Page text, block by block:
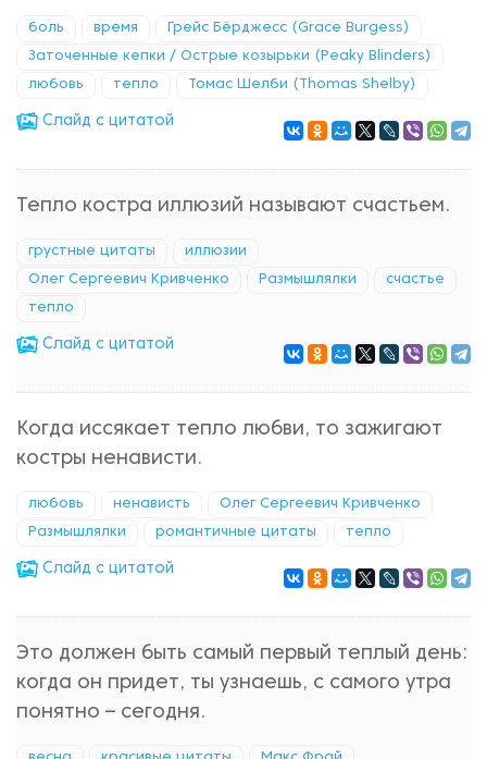
боль время Грейс Бёрджесс (Grace Burgess)
Заточенные кепки / Острые козырьки (Peaky Blinders)
любовь тепло Томас Шелби (Thomas Shelby)
Cлайд с цитатой
Тепло костра иллюзий называют счастьем.
грустные цитаты иллюзии
Олег Сергеевич Кривченко Размышлялки счастье
тепло
Cлайд с цитатой
Когда иссякает тепло любви, то зажигают
костры ненависти.
любовь ненависть Олег Сергеевич Кривченко
Размышлялки романтичные цитаты тепло
Cлайд с цитатой
Это должен быть самый первый теплый день:
когда он придет, ты узнаешь, с самого утра
понятно – сегодня.